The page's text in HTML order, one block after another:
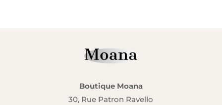
Boutique Moana
30, Rue Patron Ravello